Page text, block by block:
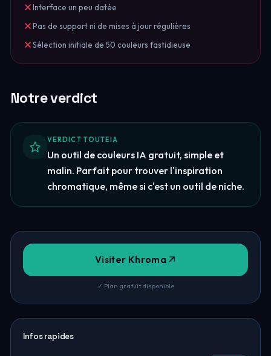
Interface un peu datée
Pas de support ni de mises à jour régulières
Sélection initiale de 50 couleurs fastidieuse
Notre verdict
VERDICT TOUTEIA
Un outil de couleurs IA gratuit, simple et
malin. Parfait pour trouver l'inspiration
chromatique, même si c'est un outil de niche.
Visiter Khroma
✓ Plan gratuit disponible
Infos rapides